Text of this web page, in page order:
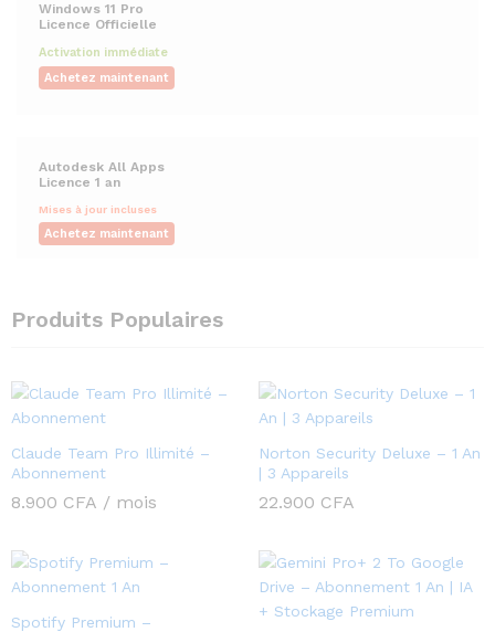
Windows 11 Pro
Licence Officielle
Activation immédiate
Achetez maintenant
Autodesk All Apps
Licence 1 an
Mises à jour incluses
Achetez maintenant
Produits Populaires
Claude Team Pro Illimité –
Abonnement
8.900 CFA / mois
Norton Security Deluxe – 1 An
| 3 Appareils
22.900 CFA
Spotify Premium –